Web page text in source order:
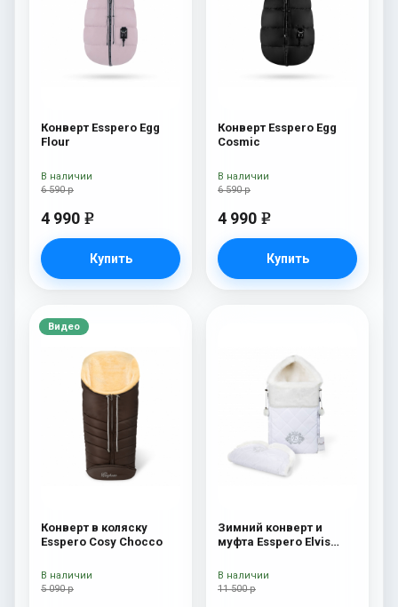
Конверт Esspero Egg
Flour
6 590 р
4 990 e
Купить
В наличии
Конверт Esspero Egg
Cosmic
6 590 р
4 990 e
Купить
В наличии
Видео
Конверт в коляску
Esspero Cosy Chocco
5 090 р
В наличии
Зимний конверт и
муфта Esspero Elvis
Like
11 500 р
В наличии